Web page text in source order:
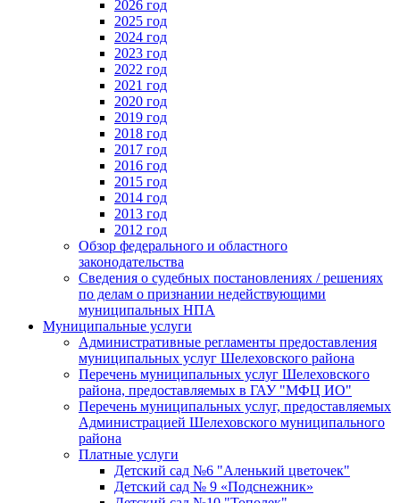
2026 год
2025 год
2024 год
2023 год
2022 год
2021 год
2020 год
2019 год
2018 год
2017 год
2016 год
2015 год
2014 год
2013 год
2012 год
Обзор федерального и областного
законодательства
Сведения о судебных постановлениях / решениях
по делам о признании недействующими
муниципальных НПА
Муниципальные услуги
Административные регламенты предоставления
муниципальных услуг Шелеховского района
Перечень муниципальных услуг Шелеховского
района, предоставляемых в ГАУ "МФЦ ИО"
Перечень муниципальных услуг, предоставляемых
Администрацией Шелеховского муниципального
района
Платные услуги
Детский сад №6 "Аленький цветочек"
Детский сад № 9 «Подснежник»